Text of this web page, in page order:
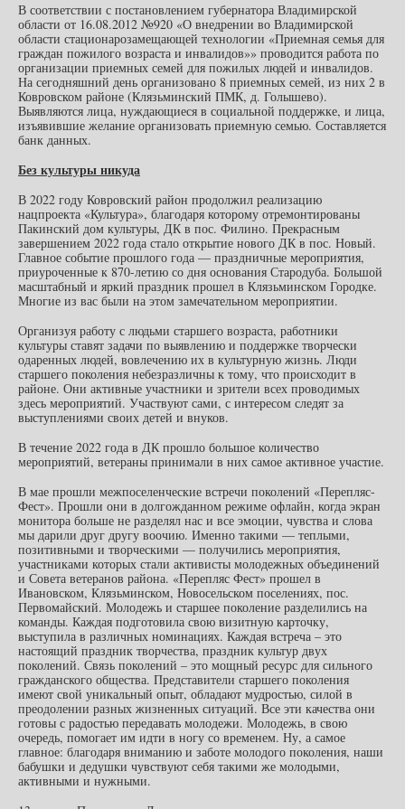
В соответствии с постановлением губернатора Владимирской
области от 16.08.2012 №920 «О внедрении во Владимирской
области стационарозамещающей технологии «Приемная семья для
граждан пожилого возраста и инвалидов»» проводится работа по
организации приемных семей для пожилых людей и инвалидов.
На сегодняшний день организовано 8 приемных семей, из них 2 в
Ковровском районе (Клязьминский ПМК, д. Голышево).
Выявляются лица, нуждающиеся в социальной поддержке, и лица,
изъявившие желание организовать приемную семью. Составляется
банк данных.
Без культуры никуда
В 2022 году Ковровский район продолжил реализацию
нацпроекта «Культура», благодаря которому отремонтированы
Пакинский дом культуры, ДК в пос. Филино. Прекрасным
завершением 2022 года стало открытие нового ДК в пос. Новый.
Главное событие прошлого года — праздничные мероприятия,
приуроченные к 870-летию со дня основания Стародуба. Большой
масштабный и яркий праздник прошел в Клязьминском Городке.
Многие из вас были на этом замечательном мероприятии.
Организуя работу с людьми старшего возраста, работники
культуры ставят задачи по выявлению и поддержке творчески
одаренных людей, вовлечению их в культурную жизнь. Люди
старшего поколения небезразличны к тому, что происходит в
районе. Они активные участники и зрители всех проводимых
здесь мероприятий. Участвуют сами, с интересом следят за
выступлениями своих детей и внуков.
В течение 2022 года в ДК прошло большое количество
мероприятий, ветераны принимали в них самое активное участие.
В мае прошли межпоселенческие встречи поколений «Перепляс-
Фест». Прошли они в долгожданном режиме офлайн, когда экран
монитора больше не разделял нас и все эмоции, чувства и слова
мы дарили друг другу воочию. Именно такими — теплыми,
позитивными и творческими — получились мероприятия,
участниками которых стали активисты молодежных объединений
и Совета ветеранов района. «Перепляс Фест» прошел в
Ивановском, Клязьминском, Новосельском поселениях, пос.
Первомайский. Молодежь и старшее поколение разделились на
команды. Каждая подготовила свою визитную карточку,
выступила в различных номинациях. Каждая встреча – это
настоящий праздник творчества, праздник культур двух
поколений. Связь поколений – это мощный ресурс для сильного
гражданского общества. Представители старшего поколения
имеют свой уникальный опыт, обладают мудростью, силой в
преодолении разных жизненных ситуаций. Все эти качества они
готовы с радостью передавать молодежи. Молодежь, в свою
очередь, помогает им идти в ногу со временем. Ну, а самое
главное: благодаря вниманию и заботе молодого поколения, наши
бабушки и дедушки чувствуют себя такими же молодыми,
активными и нужными.